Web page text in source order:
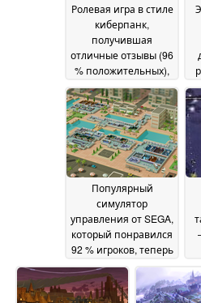
Ролевая игра в стиле
киберпанк,
получившая
отличные отзывы (96
% положительных),
подешевела в Steam
до менее чем 8
долларов18 June 2026
Популярный
симулятор
управления от SEGA,
который понравился
92 % игроков, теперь
доступен в Steam со
скидкой 85 %
18 June
2026